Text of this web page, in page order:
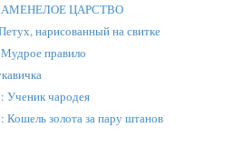
ОКАМЕНЕЛОЕ ЦАРСТВО
нарисованный на свитке
правило
Ученик чародея
Кошель золота за пару штанов